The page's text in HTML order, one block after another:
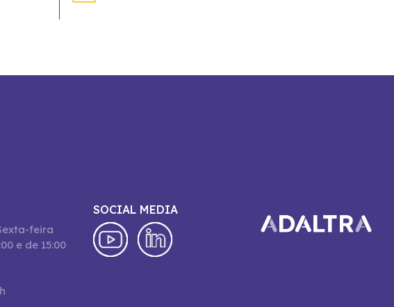
feira
e de 15:00
SOCIAL MEDIA